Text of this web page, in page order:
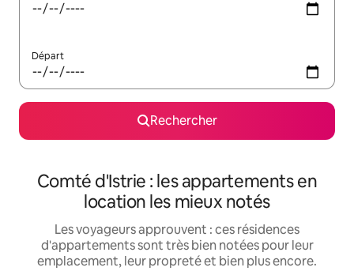
Départ
Rechercher
Comté d'Istrie : les appartements en
location les mieux notés
Les voyageurs approuvent : ces résidences
d'appartements sont très bien notées pour leur
emplacement, leur propreté et bien plus encore.